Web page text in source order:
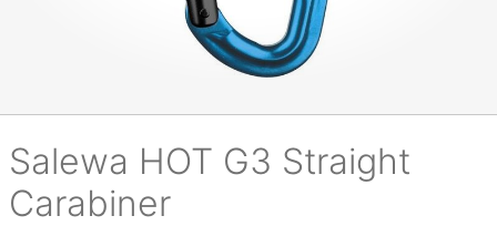
Salewa HOT G3 Straight
Carabiner